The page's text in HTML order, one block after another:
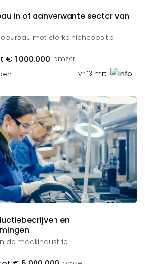
in of aanverwante sector van
met sterke nichepositie
€ 1.000.000 omzet
vr 13 mrt
en
de maakindustrie